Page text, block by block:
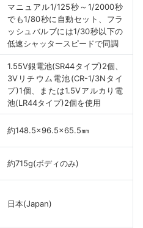
マニュアル1/125秒～1/2000秒
でも1/80秒に自動セット、フラ
ッシュバルブには1/30秒以下の
低速シャッタースピードで同調
1.55V銀電池(SR44タイプ)2個、
3Vリチウム電池(CR-1/3Nタイ
プ)1個、または1.5Vアルカり電
池(LR44タイプ)2個を使用
約148.5×96.5×65.5㎜
約715g(ボディのみ)
日本(Japan)